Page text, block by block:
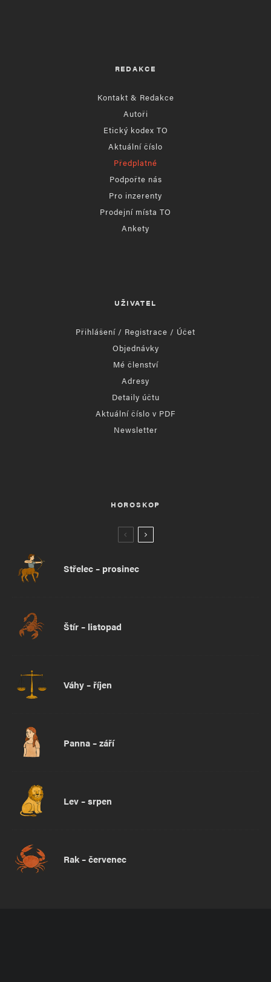
REDAKCE
Kontakt & Redakce
Autoři
Etický kodex TO
Aktuální číslo
Předplatné
Podpořte nás
Pro inzerenty
Prodejní místa TO
Ankety
UŽIVATEL
Přihlášení / Registrace / Účet
Objednávky
Mé členství
Adresy
Detaily účtu
Aktuální číslo v PDF
Newsletter
HOROSKOP
Střelec – prosinec
Štír – listopad
Váhy – říjen
Panna – září
Lev – srpen
Rak – červenec